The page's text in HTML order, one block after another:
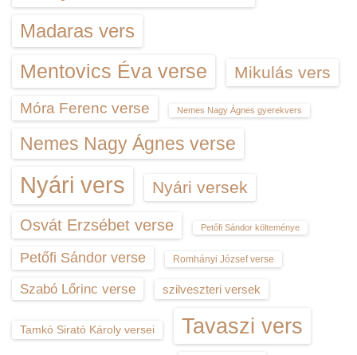
Madaras vers
Mentovics Éva verse Mikulás vers
Móra Ferenc verse Nemes Nagy Ágnes gyerekvers
Nemes Nagy Ágnes verse
Nyári vers Nyári versek
Osvát Erzsébet verse Petőfi Sándor költeménye
Petőfi Sándor verse Romhányi József verse
Szabó Lőrinc verse szilveszteri versek
Tamkó Sirató Károly versei Tavaszi vers